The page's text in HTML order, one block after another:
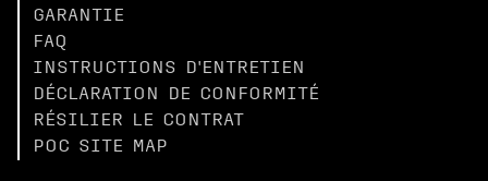
GARANTIE
FAQ
INSTRUCTIONS D'ENTRETIEN
DÉCLARATION DE CONFORMITÉ
RÉSILIER LE CONTRAT
POC SITE MAP